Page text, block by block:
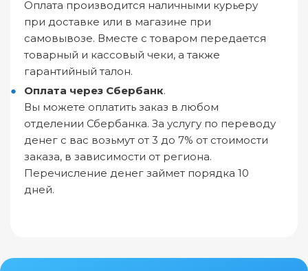
Оплата производится наличными курьеру
при доставке или в магазине при
самовывозе. Вместе с товаром передается
товарный и кассовый чеки, а также
гарантийный талон.
Оплата через Сбербанк.
Вы можете оплатить заказ в любом
отделении Сбербанка. За услугу по переводу
денег с вас возьмут от 3 до 7% от стоимости
заказа, в зависимости от региона.
Перечисление денег займет порядка 10
дней.